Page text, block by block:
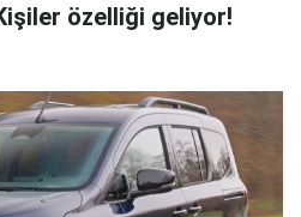
özelliği geliyor!